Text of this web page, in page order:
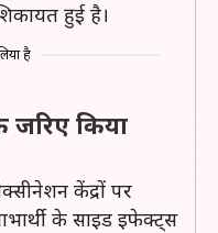
हुई है।
है
जरिए किया
केंद्रों पर
के साइड इफेक्ट्स